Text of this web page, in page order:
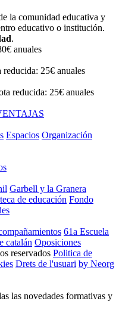
la comunidad educativa y
educativo o institución.
.
anuales
reducida: 25€ anuales
reducida: 25€ anuales
Espacios Organización
Garbell y la Granera
de educación Fondo
61a Escuela
catalán Oposiciones
reservados Politica de
Drets de l'usuari by Neorg
las novedades formativas y